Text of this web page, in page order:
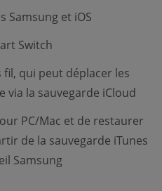
Samsung et iOS
Switch
qui peut déplacer les
via la sauvegarde iCloud
PC/Mac et de restaurer
de la sauvegarde iTunes
Samsung